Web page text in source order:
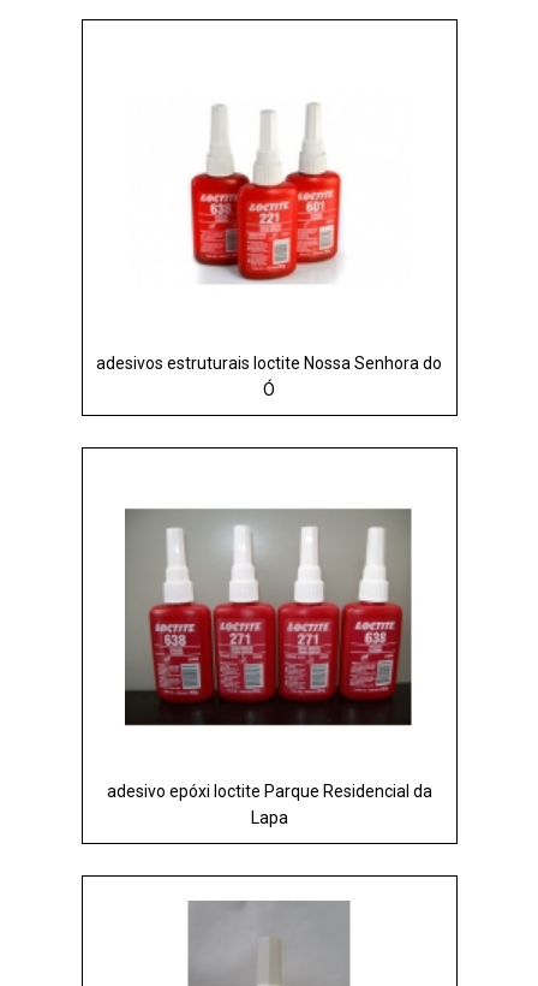
adesivos estruturais loctite Nossa Senhora do
Ó
adesivo epóxi loctite Parque Residencial da
Lapa